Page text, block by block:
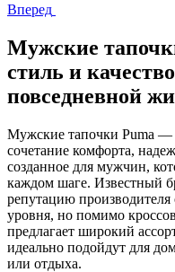
Вперед
Мужские
стиль и
повседневной
Мужские тапочки Puma —
сочетание комфорта,
созданное для мужчин,
каждом шаге. Известный
репутацию
уровня, но помимо
предлагает широкий
идеально подойдут для
или отдыха.